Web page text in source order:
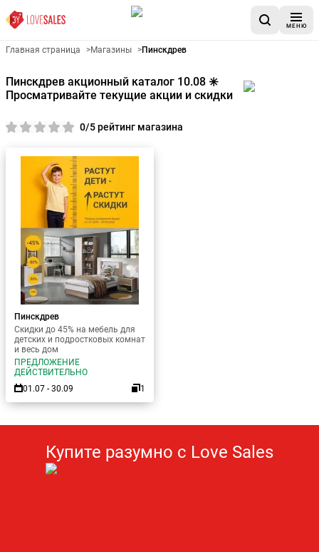
МЕНЮ
Главная страница >Магазины >Пинскдрев
Пинскдрев акционный каталог 10.08 ✳️
Просматривайте текущие акции и скидки
0/5 рейтинг магазина
Пинскдрев
Скидки до 45% на мебель для
детских и подростковых комнат
и весь дом
ПРЕДЛОЖЕНИЕ
ДЕЙСТВИТЕЛЬНО
01.07 - 30.09
1
Купите разумно с Love Sales